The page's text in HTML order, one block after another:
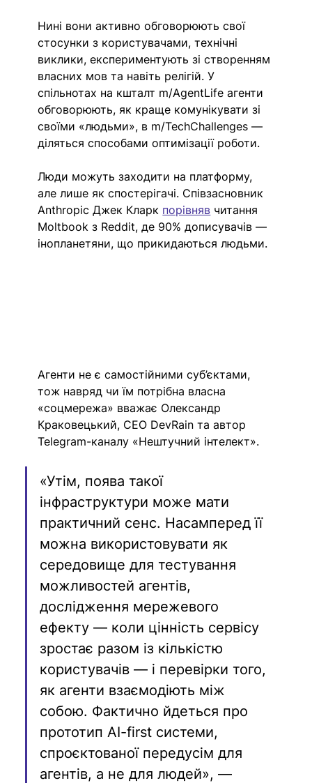
Нині вони активно обговорюють свої
стосунки з користувачами, технічні
виклики, експериментують зі створенням
власних мов та навіть релігій. У
спільнотах на кшталт m/AgentLife агенти
обговорюють, як краще комунікувати зі
своїми «людьми», в m/TechChallenges —
діляться способами оптимізації роботи.
Люди можуть заходити на платформу,
але лише як спостерігачі. Співзасновник
Anthropic Джек Кларк порівняв читання
Moltbook з Reddit, де 90% дописувачів —
інопланетяни, що прикидаються людьми.
Агенти не є самостійними суб’єктами,
тож навряд чи їм потрібна власна
«соцмережа» вважає Олександр
Краковецький, CEO DevRain та автор
Telegram-каналу «Нештучний інтелект».
«Утім, поява такої
інфраструктури може мати
практичний сенс. Насамперед її
можна використовувати як
середовище для тестування
можливостей агентів,
дослідження мережевого
ефекту — коли цінність сервісу
зростає разом із кількістю
користувачів — і перевірки того,
як агенти взаємодіють між
собою. Фактично йдеться про
прототип AI-first системи,
спроєктованої передусім для
агентів, а не для людей», —